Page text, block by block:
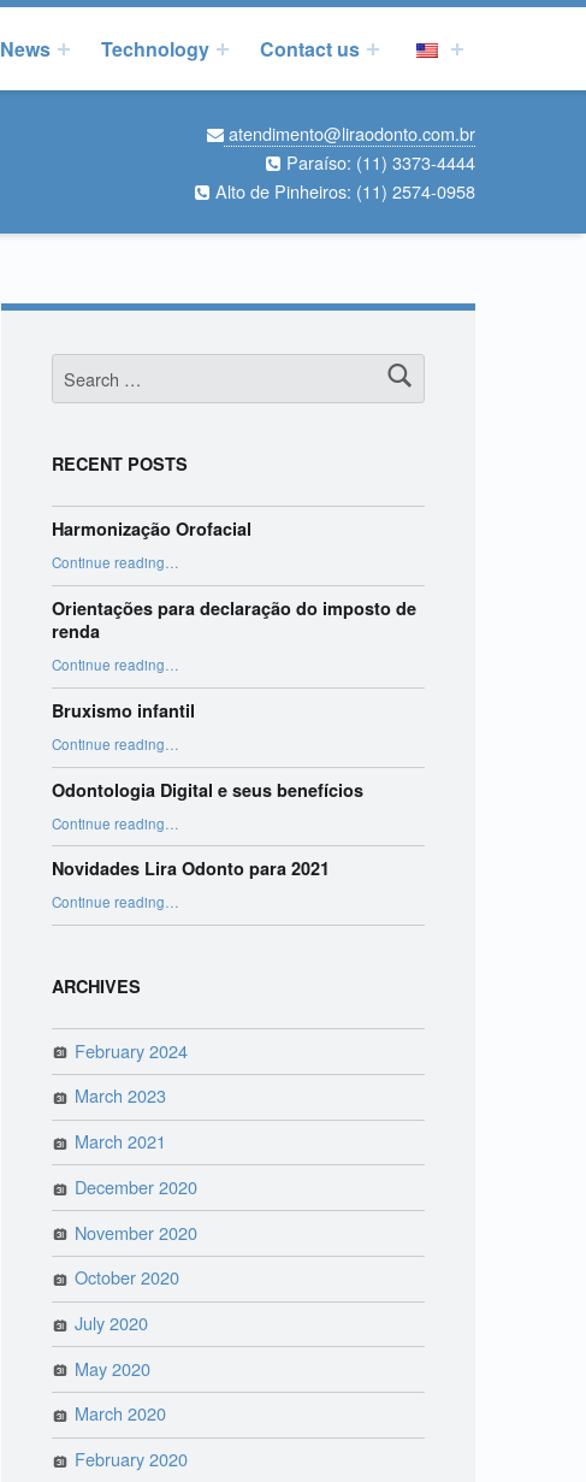
News Technology Contact us
atendimento@liraodonto.com.br
Paraíso: (11) 3373-4444
Alto de Pinheiros: (11) 2574-0958
Search for:
RECENT POSTS
Harmonização Orofacial
Continue reading …
Orientações para declaração do imposto de
renda
Continue reading“Orientações para declaração do imposto de renda”
…
Bruxismo infantil
Continue reading …
Odontologia Digital e seus benefícios
Continue reading …
Novidades Lira Odonto para 2021
Continue reading“Novidades Lira Odonto para 2021”
…
ARCHIVES
February 2024
March 2023
March 2021
December 2020
November 2020
October 2020
July 2020
May 2020
March 2020
February 2020